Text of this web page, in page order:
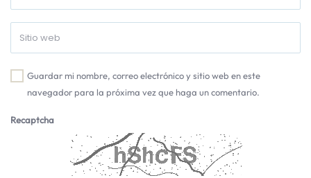
Guardar mi nombre, correo electrónico y sitio web en este
navegador para la próxima vez que haga un comentario.
Recaptcha